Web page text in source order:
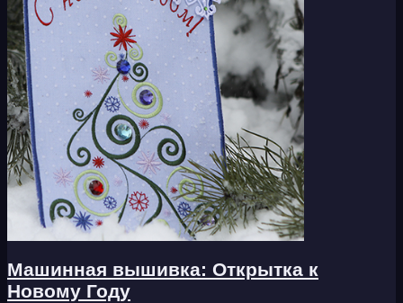
Машинная вышивка: Открытка к
Новому Году